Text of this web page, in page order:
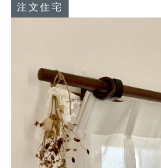
注文住宅